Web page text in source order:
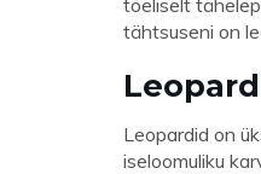
tõeliselt
tähtsuseni on
Leopardid on
iseloomuliku